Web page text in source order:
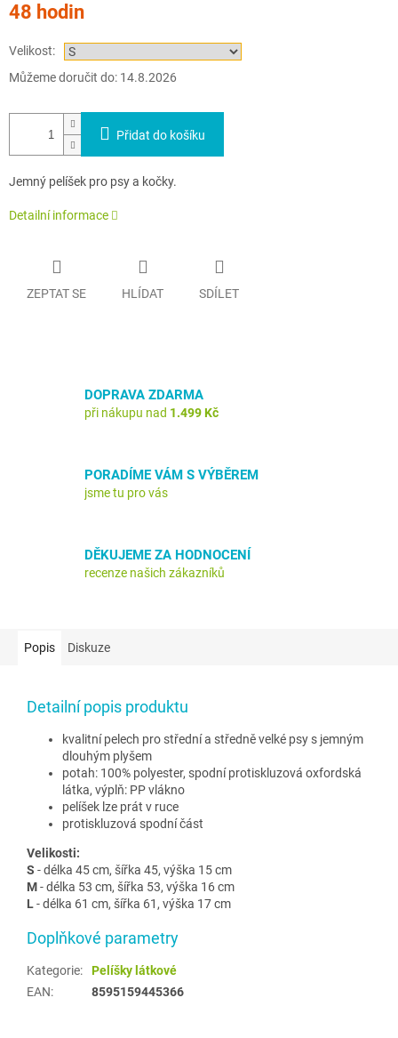
cena:
48 hodin
Velikost:
Můžeme doručit do: 14.8.2026
Přidat do košíku
Jemný pelíšek pro psy a kočky.
Detailní informace
ZEPTAT SE HLÍDAT SDÍLET
DOPRAVA ZDARMA
při nákupu nad 1.499 Kč
PORADÍME VÁM S VÝBĚREM
jsme tu pro vás
DĚKUJEME ZA HODNOCENÍ
recenze našich zákazníků
Popis Diskuze
Detailní popis produktu
kvalitní pelech pro střední a středně velké psy s jemným
dlouhým plyšem
potah: 100% polyester, spodní protiskluzová oxfordská
látka, výplň: PP vlákno
pelíšek lze prát v ruce
protiskluzová spodní část
Velikosti:
S - délka 45 cm, šířka 45, výška 15 cm
M- délka 53 cm, šířka 53, výška 16 cm
L- délka 61 cm, šířka 61, výška 17 cm
Doplňkové parametry
Kategorie:
Pelíšky látkové
EAN: 8595159445366